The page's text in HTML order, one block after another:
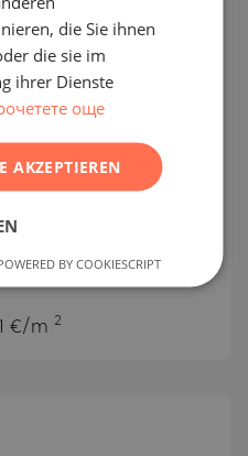
in einem
vom Strand
entfernt.
/ BULGARIEN KARTE
€/m 2
ROMANIAN
die Sie ihnen
die sie im
ihrer Dienste
още
AKZEPTIEREN
BY COOKIESCRIPT